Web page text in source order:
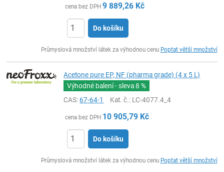
cena bez DPH 9 889,26 Kč
Do košíku
Průmyslová množství látek za výhodnou cenu Poptat větší množství
Acetone pure EP, NF (pharma grade) (4 x 5 L)
Výhodné balení - sleva8 %
CAS:67-64-1 Kat. č.: LC-4077.4_4
cena bez DPH 10 905,79 Kč
Do košíku
Průmyslová množství látek za výhodnou cenu Poptat větší množství